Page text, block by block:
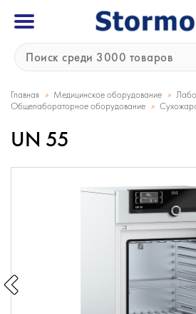
Главная » Медицинское оборудование »
Общелабораторное оборудование »
UN 55